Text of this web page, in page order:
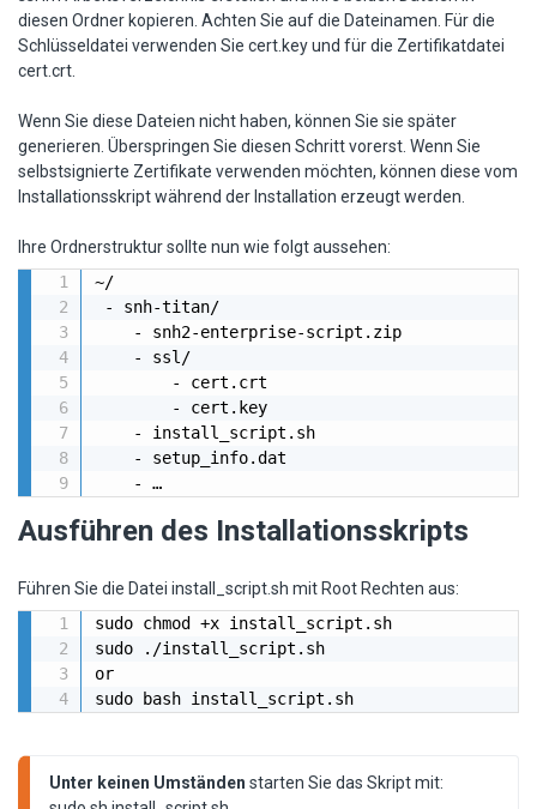
diesen Ordner kopieren. Achten Sie auf die Dateinamen. Für die
Schlüsseldatei verwenden Sie cert.key und für die Zertifikatdatei
cert.crt.
Wenn Sie diese Dateien nicht haben, können Sie sie später
generieren. Überspringen Sie diesen Schritt vorerst. Wenn Sie
selbstsignierte Zertifikate verwenden möchten, können diese vom
Installationsskript während der Installation erzeugt werden.
Ihre Ordnerstruktur sollte nun wie folgt aussehen:
~/
- snh-titan/
    - snh2-enterprise-script.zip
    - ssl/
        - cert.crt
        - cert.key
    - install_script.sh
    - setup_info.dat
    - …
Ausführen des Installationsskripts
Führen Sie die Datei install_script.sh mit Root Rechten aus:
sudo chmod +x install_script.sh
sudo ./install_script.sh
or
sudo bash install_script.sh
Unter keinen Umständen starten Sie das Skript mit: